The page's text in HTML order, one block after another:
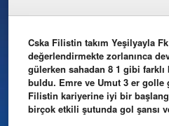
Cska Filistin takım Yeşilyayla
değerlendirmekte zorlanınca
gülerken sahadan 8 1 gibi
buldu. Emre ve Umut 3 er
Filistin kariyerine iyi bir
birçok etkili şutunda gol şansı